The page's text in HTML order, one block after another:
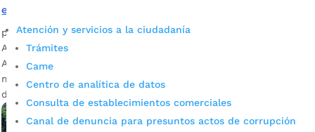
Atención y servicios a la ciudadanía
Trámites
Came
Centro de analítica de datos
Consulta de establecimientos comerciales
Canal de denuncia para presuntos actos de corrupción
espacios públicos de Bucaramanga
porMónica María Farfán Sanabria|Nov 19, 2022
Aquí le contamos sobre la nueva licitación que abrió la
Alcaldía de Bucaramanga para garantizar la continuidad del
mantenimiento y restauración de parques, escenarios
deportivos y espacio público. ¡Consúltela y participe!